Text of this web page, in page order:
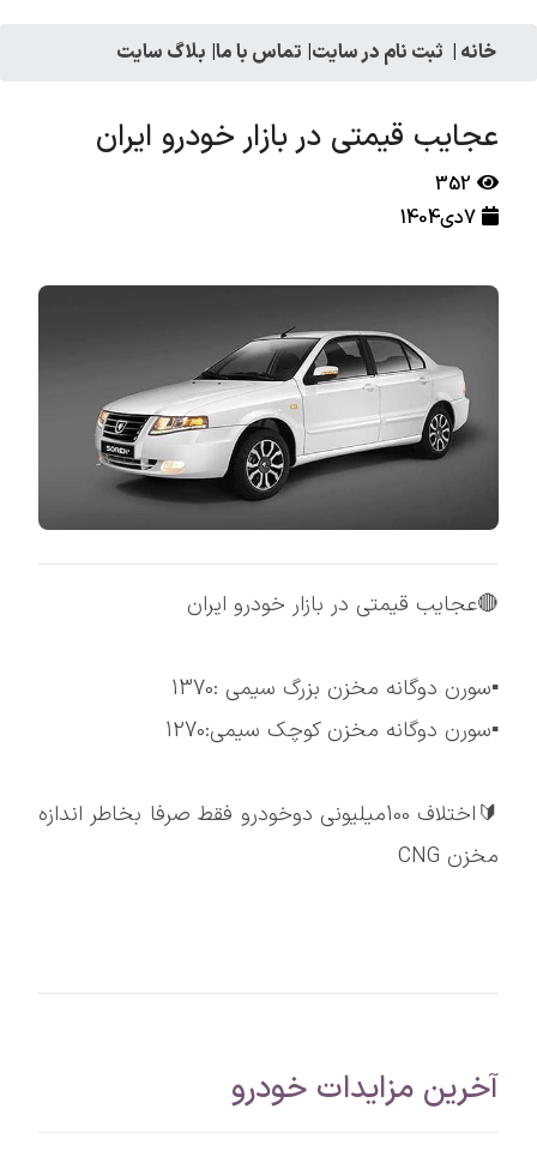
خانه | ثبت نام در سایت| تماس با ما| بلاگ سایت
عجایب قیمتی در بازار خودرو ایران
352
7دی1404
🔴عجایب قیمتی در بازار خودرو ایران
▪️سورن دوگانه مخزن بزرگ سیمی :1370
▪️سورن دوگانه مخزن کوچک سیمی:1270
🔰اختلاف 100میلیونی دوخودرو فقط صرفا بخاطر اندازه
مخزن CNG
آخرین مزایدات خودرو